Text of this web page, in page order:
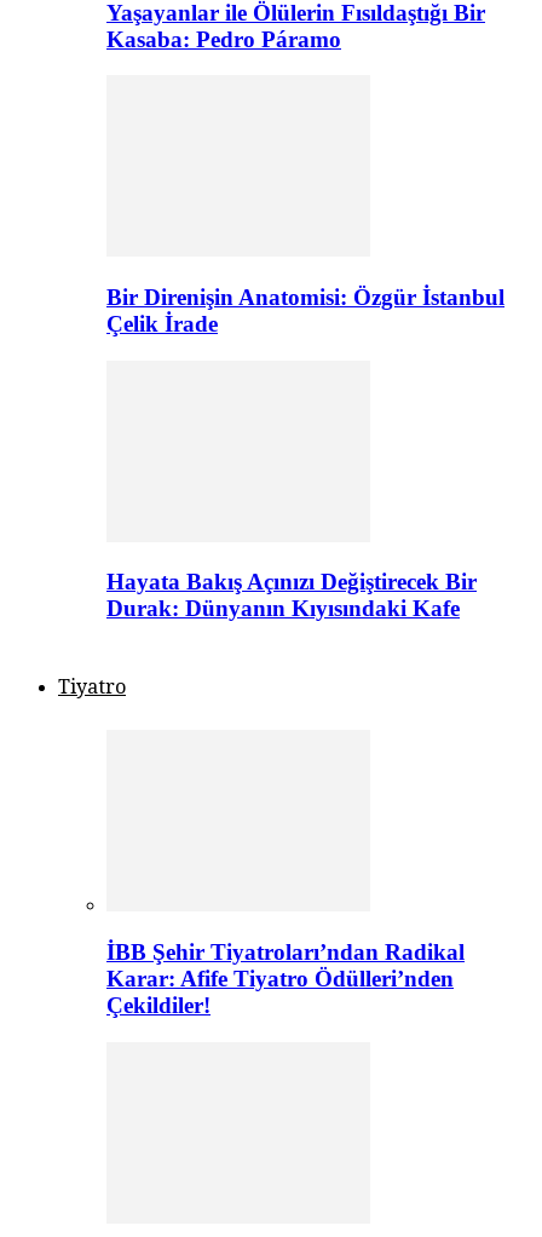
Yaşayanlar ile Ölülerin Fısıldaştığı Bir
Kasaba: Pedro Páramo
Bir Direnişin Anatomisi: Özgür İstanbul
Çelik İrade
Hayata Bakış Açınızı Değiştirecek Bir
Durak: Dünyanın Kıyısındaki Kafe
Tiyatro
İBB Şehir Tiyatroları’ndan Radikal
Karar: Afife Tiyatro Ödülleri’nden
Çekildiler!